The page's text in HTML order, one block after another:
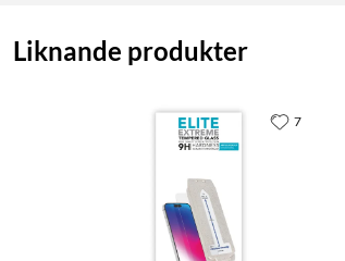
Liknande produkter
7